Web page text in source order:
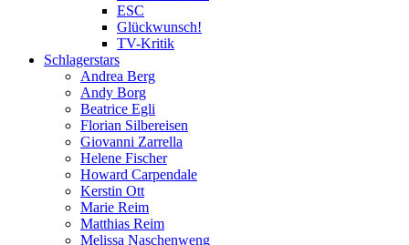
ESC
Glückwunsch!
TV-Kritik
Schlagerstars
Andrea Berg
Andy Borg
Beatrice Egli
Florian Silbereisen
Giovanni Zarrella
Helene Fischer
Howard Carpendale
Kerstin Ott
Marie Reim
Matthias Reim
Melissa Naschenweng